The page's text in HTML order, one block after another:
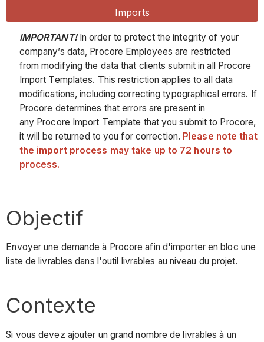
Imports
IMPORTANT! In order to protect the integrity of your
company’s data, Procore Employees are restricted
from modifying the data that clients submit in all Procore
Import Templates. This restriction applies to all data
modifications, including correcting typographical errors. If
Procore determines that errors are present in
any Procore Import Template that you submit to Procore,
it will be returned to you for correction. Please note that
the import process may take up to 72 hours to
process.
Objectif
Envoyer une demande à Procore afin d'importer en bloc une
liste de livrables dans l'outil livrables au niveau du projet.
Contexte
Si vous devez ajouter un grand nombre de livrables à un